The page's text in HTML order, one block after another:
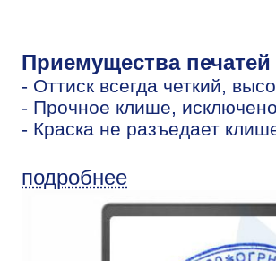
Приемущества
- Оттиск всегда четкий,
- Прочное клише,
- Краска не разъедает
подробнее